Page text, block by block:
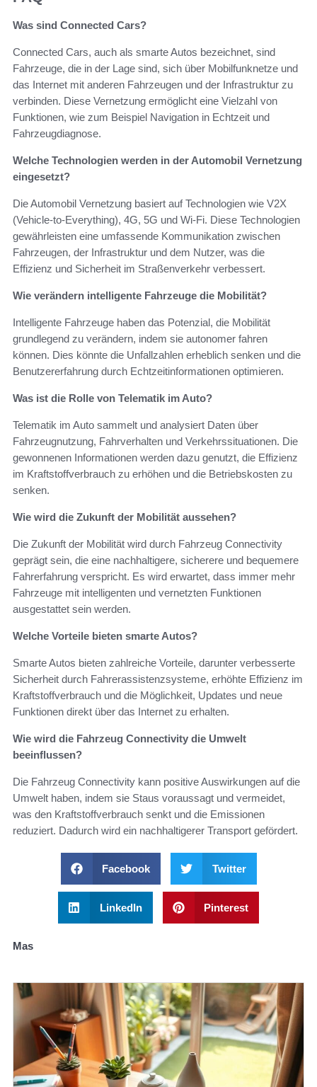
Was sind Connected Cars?
Connected Cars, auch als smarte Autos bezeichnet, sind
Fahrzeuge, die in der Lage sind, sich über Mobilfunknetze und
das Internet mit anderen Fahrzeugen und der Infrastruktur zu
verbinden. Diese Vernetzung ermöglicht eine Vielzahl von
Funktionen, wie zum Beispiel Navigation in Echtzeit und
Fahrzeugdiagnose.
Welche Technologien werden in der Automobil Vernetzung
eingesetzt?
Die Automobil Vernetzung basiert auf Technologien wie V2X
(Vehicle-to-Everything), 4G, 5G und Wi-Fi. Diese Technologien
gewährleisten eine umfassende Kommunikation zwischen
Fahrzeugen, der Infrastruktur und dem Nutzer, was die
Effizienz und Sicherheit im Straßenverkehr verbessert.
Wie verändern intelligente Fahrzeuge die Mobilität?
Intelligente Fahrzeuge haben das Potenzial, die Mobilität
grundlegend zu verändern, indem sie autonomer fahren
können. Dies könnte die Unfallzahlen erheblich senken und die
Benutzererfahrung durch Echtzeitinformationen optimieren.
Was ist die Rolle von Telematik im Auto?
Telematik im Auto sammelt und analysiert Daten über
Fahrzeugnutzung, Fahrverhalten und Verkehrssituationen. Die
gewonnenen Informationen werden dazu genutzt, die Effizienz
im Kraftstoffverbrauch zu erhöhen und die Betriebskosten zu
senken.
Wie wird die Zukunft der Mobilität aussehen?
Die Zukunft der Mobilität wird durch Fahrzeug Connectivity
geprägt sein, die eine nachhaltigere, sicherere und bequemere
Fahrerfahrung verspricht. Es wird erwartet, dass immer mehr
Fahrzeuge mit intelligenten und vernetzten Funktionen
ausgestattet sein werden.
Welche Vorteile bieten smarte Autos?
Smarte Autos bieten zahlreiche Vorteile, darunter verbesserte
Sicherheit durch Fahrerassistenzsysteme, erhöhte Effizienz im
Kraftstoffverbrauch und die Möglichkeit, Updates und neue
Funktionen direkt über das Internet zu erhalten.
Wie wird die Fahrzeug Connectivity die Umwelt
beeinflussen?
Die Fahrzeug Connectivity kann positive Auswirkungen auf die
Umwelt haben, indem sie Staus voraussagt und vermeidet,
was den Kraftstoffverbrauch senkt und die Emissionen
reduziert. Dadurch wird ein nachhaltigerer Transport gefördert.
Facebook Twitter
LinkedIn Pinterest
Mas